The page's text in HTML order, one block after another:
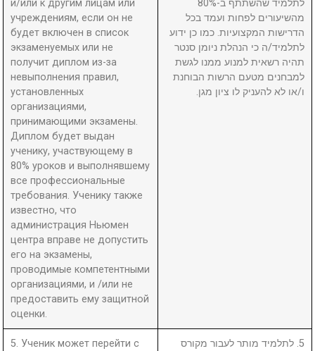
и/или к другим лицам или
учреждениям, если он не
будет включен в список
экзаменуемых или не
получит диплом из-за
невыполнения правил,
установленных
организациями,
принимающими экзамены.
Диплом будет выдан
ученику, участвующему в
80% уроков и выполнявшему
все профессиональные
требования. Ученику также
известно, что
администрация Ньюмен
центра вправе не допустить
его на экзамены,
проводимые компетентными
организациями, и /или не
предоставить ему защитной
оценки.
לתלמיד שהשתתף ב-80%
מהשיעורים לפחות ועמד בכל
הדרישות המקצועיות. כמו כן ידוע
לתלמיד/ה כי הנהלת ניומן סנטר
תהיה רשאית למנוע ממנו לגשת
למבחנים מטעם הרשות הבוחנת
ו/או לא להעניק לו ציון מגן.
5. Ученик может перейти с
5. לתלמיד מותר לעבור מקורס